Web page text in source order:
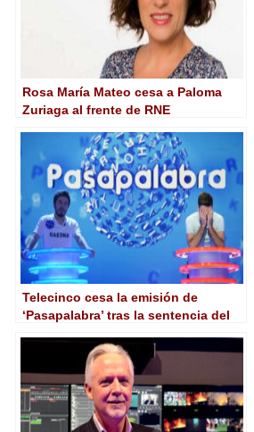
Rosa María Mateo cesa a Paloma
Zuriaga al frente de RNE
Telecinco cesa la emisión de
‘Pasapalabra’ tras la sentencia del